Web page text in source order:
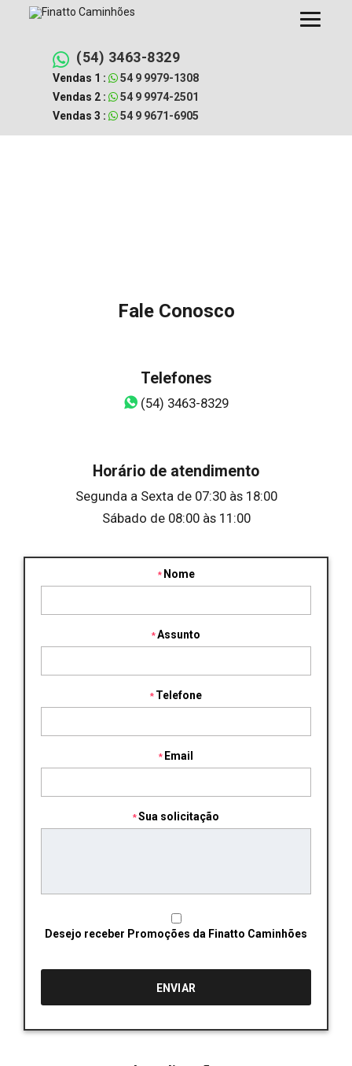
(54) 3463-8329
Vendas 1 :
54 9 9979-1308
Vendas 2 :
54 9 9974-2501
Vendas 3 :
54 9 9671-6905
Fale Conosco
Nome
Assunto
Telefone
Email
Sua solicitação
Desejo receber Promoções da Finatto Caminhões
Telefones
(54) 3463-8329
Horário de atendimento
Segunda a Sexta de 07:30 às 18:00
Sábado de 08:00 às 11:00